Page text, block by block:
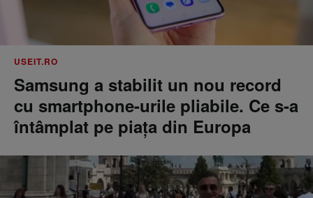
USEIT.RO
Samsung a stabilit un nou record
cu smartphone-urile pliabile. Ce s-a
întâmplat pe piața din Europa